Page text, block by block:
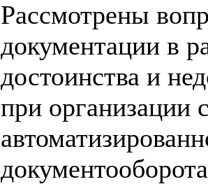
Рассмотрены
документации в
достоинства и
при организации